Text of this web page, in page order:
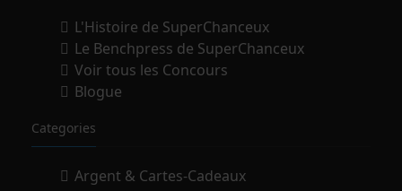
L'Histoire de SuperChanceux
Le Benchpress de SuperChanceux
Voir tous les Concours
Blogue
Categories
Argent & Cartes-Cadeaux